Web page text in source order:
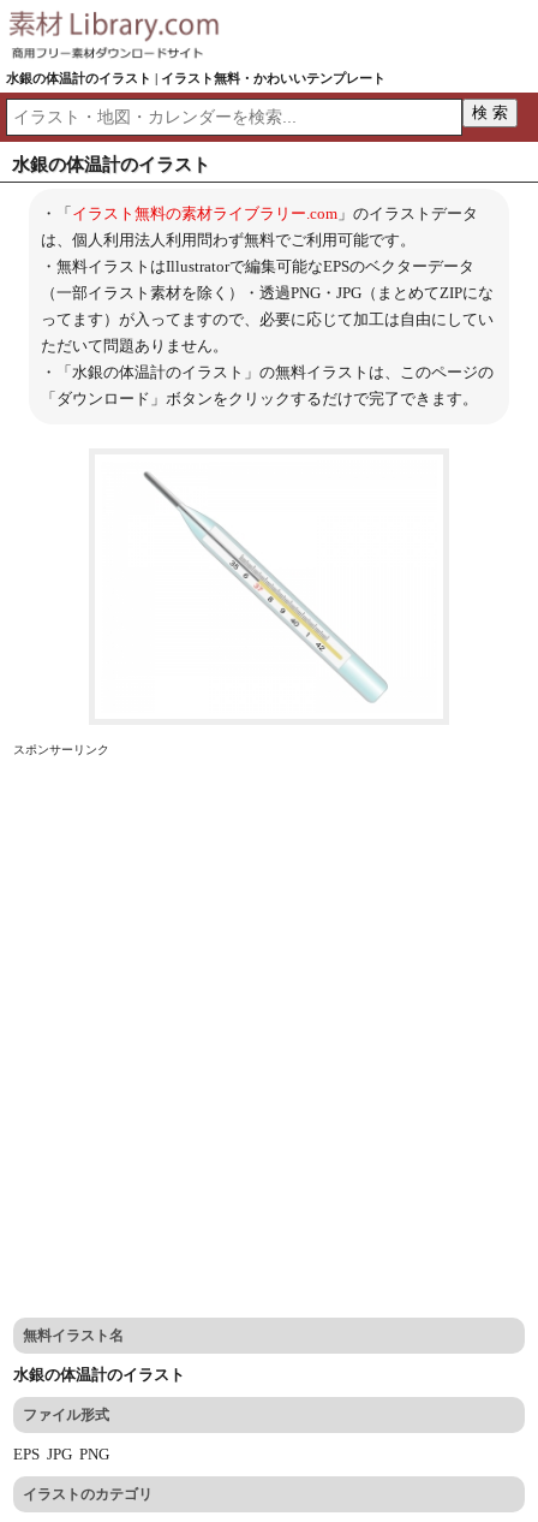
水銀の体温計のイラスト | イラスト無料・かわいいテンプレート
水銀の体温計のイラスト
・「イラスト無料の素材ライブラリー.com」のイラストデータ
は、個人利用法人利用問わず無料でご利用可能です。
・無料イラストはIllustratorで編集可能なEPSのベクターデータ
（一部イラスト素材を除く）・透過PNG・JPG（まとめてZIPにな
ってます）が入ってますので、必要に応じて加工は自由にしてい
ただいて問題ありません。
・「水銀の体温計のイラスト」の無料イラストは、このページの
「ダウンロード」ボタンをクリックするだけで完了できます。
スポンサーリンク
無料イラスト名
水銀の体温計のイラスト
ファイル形式
EPSJPGPNG
イラストのカテゴリ